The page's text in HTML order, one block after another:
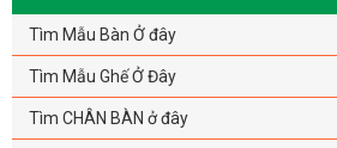
Tìm Mẫu Bàn Ở đây
Tìm Mẫu Ghế Ở Đây
Tìm CHÂN BÀN ở đây